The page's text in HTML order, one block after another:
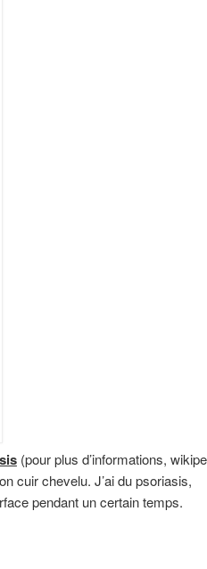
(pour plus d’informations,
cuir chevelu. J’ai du psoriasis,
pendant un certain temps.